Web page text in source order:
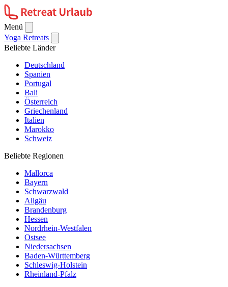
Menü
Yoga Retreats
Beliebte Länder
Deutschland
Spanien
Portugal
Bali
Österreich
Griechenland
Italien
Marokko
Schweiz
Beliebte Regionen
Mallorca
Bayern
Schwarzwald
Allgäu
Brandenburg
Hessen
Nordrhein-Westfalen
Ostsee
Niedersachsen
Baden-Württemberg
Schleswig-Holstein
Rheinland-Pfalz